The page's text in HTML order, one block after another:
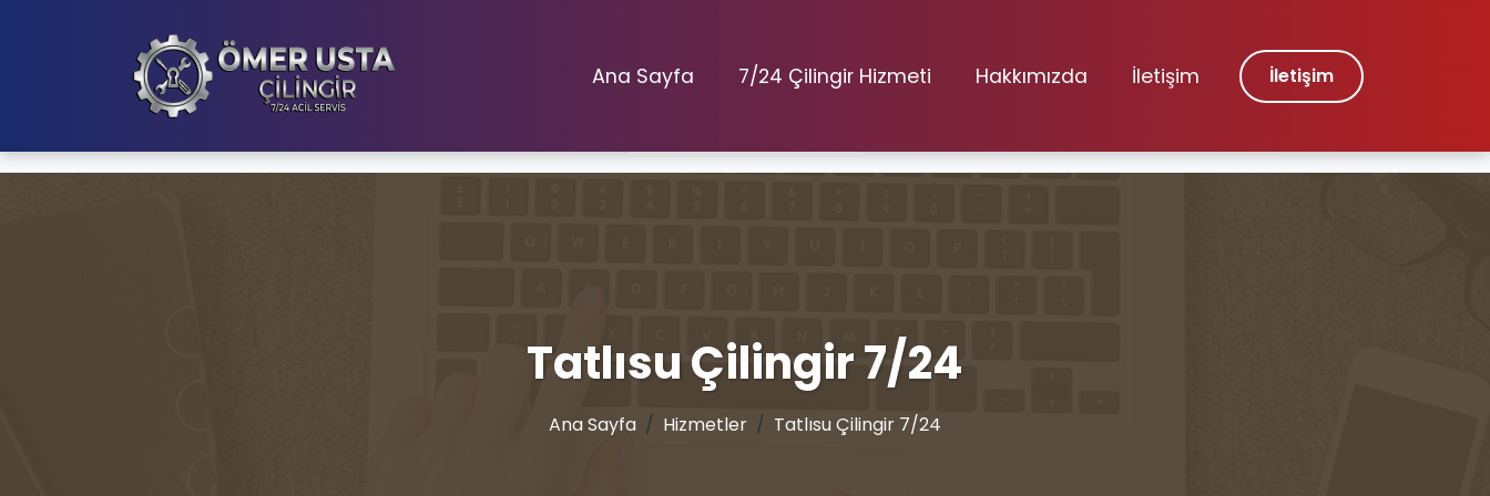
Ana Sayfa 7/24 Çilingir Hizmeti Hakkımızda İletişim İletişim
Tatlısu Çilingir 7/24
Ana Sayfa Hizmetler Tatlısu Çilingir 7/24